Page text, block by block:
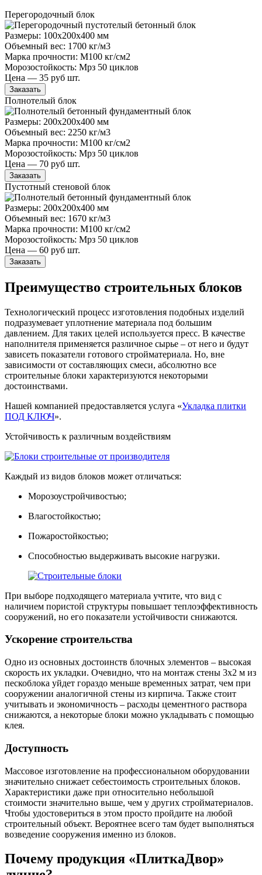
Перегородочный блок
Размеры: 100x200x400 мм
Объемный вес: 1700 кг/м3
Марка прочности: М100 кг/см2
Морозостойкость: Мрз 50 циклов
Цена — 35 руб шт.
Заказать
Полнотелый блок
Размеры: 200x200x400 мм
Объемный вес: 2250 кг/м3
Марка прочности: М100 кг/см2
Морозостойкость: Мрз 50 циклов
Цена — 70 руб шт.
Заказать
Пустотный стеновой блок
Размеры: 200x200x400 мм
Объемный вес: 1670 кг/м3
Марка прочности: М100 кг/см2
Морозостойкость: Мрз 50 циклов
Цена — 60 руб шт.
Заказать
Преимущество строительных блоков
Технологический процесс изготовления подобных изделий
подразумевает уплотнение материала под большим
давлением. Для таких целей используется пресс. В качестве
наполнителя применяется различное сырье – от него и будут
зависеть показатели готового стройматериала. Но, вне
зависимости от составляющих смеси, абсолютно все
строительные блоки характеризуются некоторыми
достоинствами.
Нашей компанией предоставляется услуга «Укладка плитки
ПОД КЛЮЧ».
Устойчивость к различным воздействиям
Каждый из видов блоков может отличаться:
Морозоустройчивостью;
Влагостойкостью;
Пожаростойкостью;
Способностью выдерживать высокие нагрузки.
При выборе подходящего материала учтите, что вид с
наличием пористой структуры повышает теплоэффективность
сооружений, но его показатели устойчивости снижаются.
Ускорение строительства
Одно из основных достоинств блочных элементов – высокая
скорость их укладки. Очевидно, что на монтаж стены 3х2 м из
пескоблока уйдет гораздо меньше временных затрат, чем при
сооружении аналогичной стены из кирпича. Также стоит
учитывать и экономичность – расходы цементного раствора
снижаются, а некоторые блоки можно укладывать с помощью
клея.
Доступность
Массовое изготовление на профессиональном оборудовании
значительно снижает себестоимость строительных блоков.
Характеристики даже при относительно небольшой
стоимости значительно выше, чем у других стройматериалов.
Чтобы удостовериться в этом просто пройдите на любой
строительный объект. Вероятнее всего там будет выполняться
возведение сооружения именно из блоков.
Почему продукция «ПлиткаДвор»